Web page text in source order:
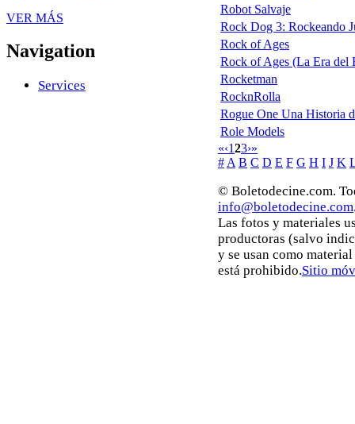
VER MÁS
Navigation
Services
Robot Salvaje
Rock Dog 3: Rockeando
Rock of Ages
Rock of Ages (La Era del
Rocketman
RocknRolla
Rogue One Una Historia
Role Models
«‹123›»
# A B C D E F G H I J K
© Boletodecine.com.
info@boletodecine.com
Las fotos y materiales
productoras (salvo
y se usan como
está prohibido.Sitio